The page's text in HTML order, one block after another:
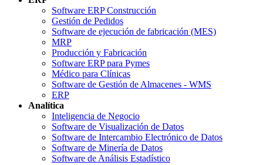
Software ERP Construcción
Gestión de Pedidos
Software de ejecución de fabricación (MES)
MRP
Producción y Fabricación
Software ERP para Pymes
Médico para Clínicas
Software de Gestión de Almacenes - WMS
ERP
Analítica
Inteligencia de Negocio
Software de Visualización de Datos
Software de Intercambio Electrónico de Datos
Software de Minería de Datos
Software de Análisis Estadístico